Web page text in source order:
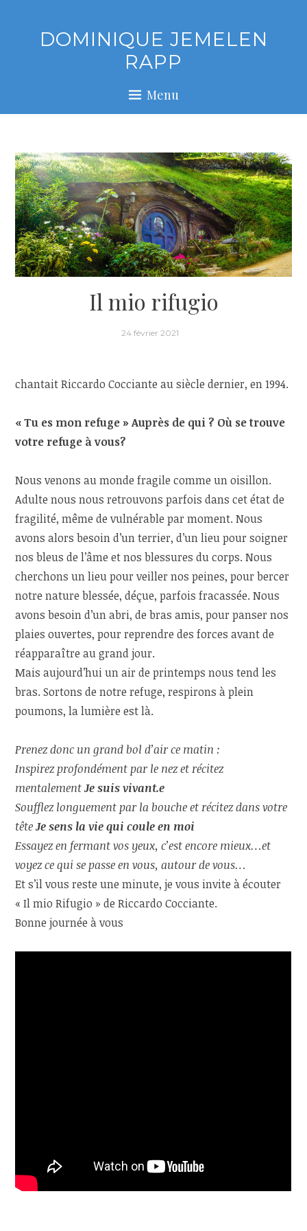
DOMINIQUE JEMELEN
RAPP
Menu
Il mio rifugio
24 février 2021
chantait Riccardo Cocciante au siècle dernier, en 1994.
« Tu es mon refuge »Auprès de qui ? Où se trouve
votre refuge à vous?
Nous venons au monde fragile comme un oisillon.
Adulte nous nous retrouvons parfois dans cet état de
fragilité, même de vulnérable par moment. Nous
avons alors besoin d’un terrier, d’un lieu pour soigner
nos bleus de l’âme et nos blessures du corps. Nous
cherchons un lieu pour veiller nos peines, pour bercer
notre nature blessée, déçue, parfois fracassée. Nous
avons besoin d’un abri, de bras amis, pour panser nos
plaies ouvertes, pour reprendre des forces avant de
réapparaître au grand jour.
Mais aujourd’hui un air de printemps nous tend les
bras. Sortons de notre refuge, respirons à plein
poumons, la lumière est là.
Prenez donc un grand bol d’air ce matin :
Inspirez profondément par le nez et récitez
mentalementJe suis vivant.e
Soufflez longuement par la bouche et récitez dans votre
têteJe sens la vie qui coule en moi
Essayez en fermant vos yeux, c’est encore mieux…et
voyez ce qui se passe en vous, autour de vous…
Et s’il vous reste une minute, je vous invite à écouter
« Il mio Rifugio » de Riccardo Cocciante.
Bonne journée à vous